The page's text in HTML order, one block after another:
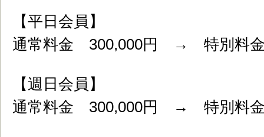
【平日会員】
通常料金 300,000円 → 特別料
【週日会員】
通常料金 300,000円 → 特別料